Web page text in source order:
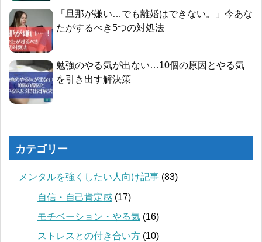
「旦那が嫌い…でも離婚はできない。」今あな
たがするべき5つの対処法
勉強のやる気が出ない…10個の原因とやる気
を引き出す解決策
カテゴリー
メンタルを強くしたい人向け記事 (83)
自信・自己肯定感 (17)
モチベーション・やる気 (16)
ストレスとの付き合い方 (10)